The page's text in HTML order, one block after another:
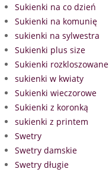
Sukienki na co dzień
Sukienki na komunię
sukienki na sylwestra
Sukienki plus size
Sukienki rozkloszowane
sukienki w kwiaty
Sukienki wieczorowe
Sukienki z koronką
sukienki z printem
Swetry
Swetry damskie
Swetry długie